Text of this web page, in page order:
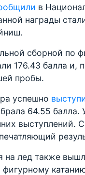
в
награды
сборной по
176.43 балла и,
пробы.
успешно
64.55 балла.
выступлений.
на лед также
фигурному